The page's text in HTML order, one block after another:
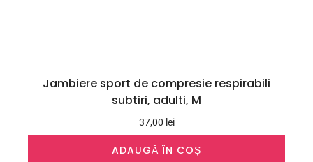
Jambiere sport de compresie respirabili
subtiri, adulti, M
37,00 lei
ADAUGĂ ÎN COȘ